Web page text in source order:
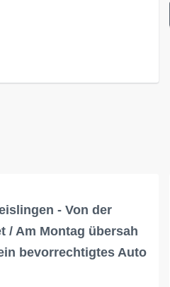
- Von der
/ Am Montag übersah
bevorrechtigtes Auto